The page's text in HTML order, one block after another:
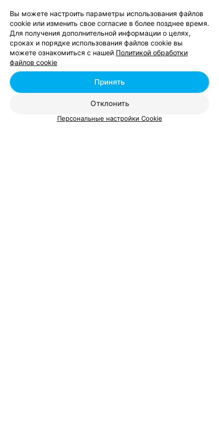
СТУДИЯ КРАСОТЫ
Мастер Стиля Плюс
Минск, ул. Слесарная, 4
Маникюр с долговременным
Маникюр «френч»
Вы можете настроить параметры использования файлов
cookie или изменить свое согласие в более позднее время.
Для получения дополнительной информации о целях,
сроках и порядке использования файлов cookie вы
можете ознакомиться с нашей Политикой обработки
файлов cookie
Отклонить
Принять
Персональные настройки Cookie